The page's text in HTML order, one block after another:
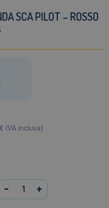
SCA PILOT – ROSSO
€ IVA inclusa)
- +